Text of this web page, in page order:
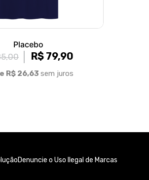
Placebo
R$ 79,90
R$ 26,63 sem juros
Denuncie o Uso Ilegal de Marcas